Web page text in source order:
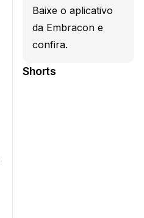
Baixe o aplicativo
da Embracon e
confira.
Shorts